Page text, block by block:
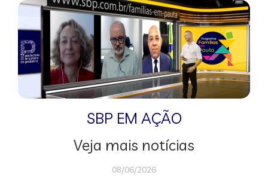
SBP EM AÇÃO
Veja mais notícias
08/06/2026